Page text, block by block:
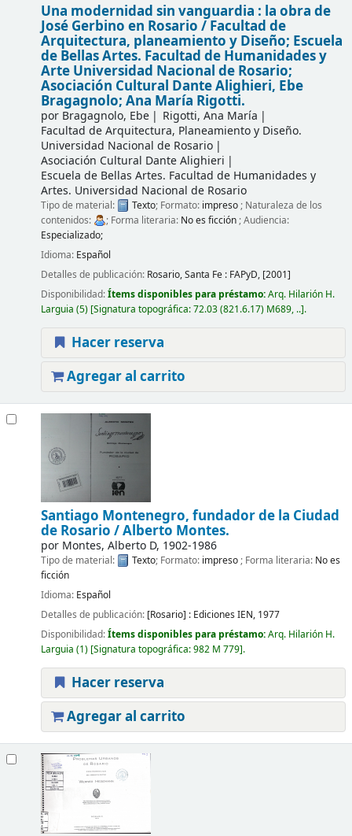
Una modernidad sin vanguardia : la obra de
José Gerbino en Rosario / Facultad de
Arquitectura, planeamiento y Diseño; Escuela
de Bellas Artes. Facultad de Humanidades y
Arte Universidad Nacional de Rosario;
Asociación Cultural Dante Alighieri, Ebe
Bragagnolo; Ana María Rigotti.
por Bragagnolo, Ebe
Rigotti, Ana María
Facultad de Arquitectura, Planeamiento y Diseño.
Universidad Nacional de Rosario
Asociación Cultural Dante Alighieri
Escuela de Bellas Artes. Facultad de Humanidades y
Artes. Universidad Nacional de Rosario
Tipo de material: Texto; Formato: impreso ; Naturaleza de los
contenidos:
; Forma literaria: No es ficción ; Audiencia:
Especializado;
Idioma: Español
Detalles de publicación: Rosario, Santa Fe : FAPyD, [2001]
Disponibilidad:Ítems disponibles para préstamo:Arq. Hilarión H.
Larguia (5) Signatura topográfica:72.03 (821.6.17) M689, .. .
Hacer reserva
Agregar al carrito
Santiago Montenegro, fundador de la Ciudad
de Rosario /Alberto Montes.
por Montes, Alberto D, 1902-1986
Tipo de material: Texto; Formato: impreso ; Forma literaria: No es
ficción
Idioma: Español
Detalles de publicación: [Rosario] : Ediciones IEN, 1977
Disponibilidad:Ítems disponibles para préstamo:Arq. Hilarión H.
Larguia (1) Signatura topográfica:982 M 779 .
Hacer reserva
Agregar al carrito